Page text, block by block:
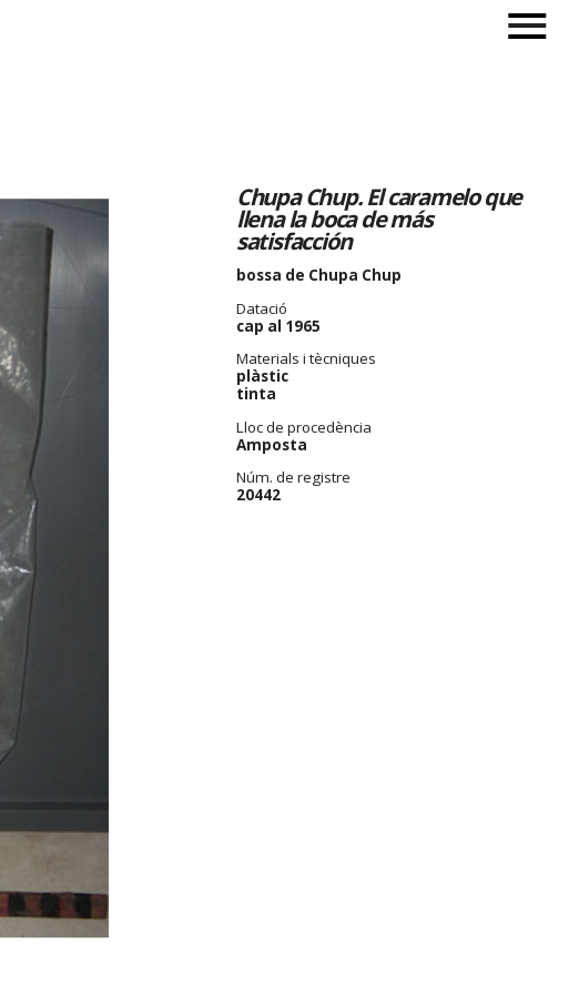
Chupa Chup. El caramelo que
llena la boca de más
satisfacción
bossa de Chupa Chup
Datació
cap al 1965
Materials i tècniques
plàstic
tinta
Lloc de procedència
Amposta
Núm. de registre
20442